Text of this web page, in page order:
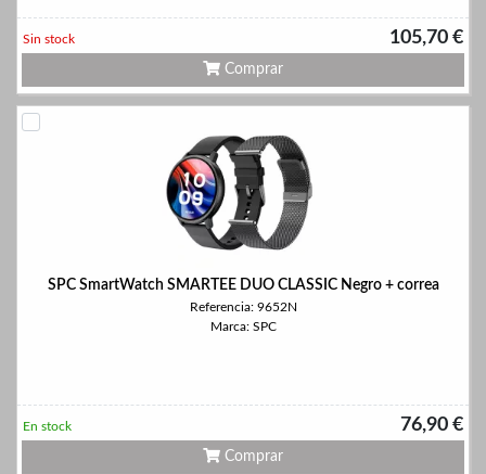
105,70 €
Sin stock
Comprar
SPC SmartWatch SMARTEE DUO CLASSIC Negro + correa
Referencia: 9652N
Marca: SPC
76,90 €
En stock
Comprar